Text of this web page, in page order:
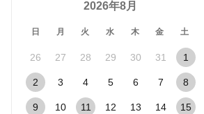
2026年8月
日 月 火 水 木 金 土
26 27 28 29 30 31 1
2 3 4 5 6 7 8
9 10 11 12 13 14 15